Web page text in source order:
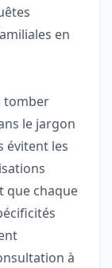
en
tomber
le jargon
évitent les
que chaque
à